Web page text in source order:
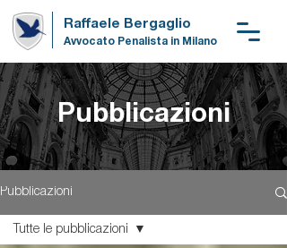
Avvocato Penalista in Milano
Raffaele Bergaglio
Pubblicazioni
Pubblicazioni
Tutte le pubblicazioni